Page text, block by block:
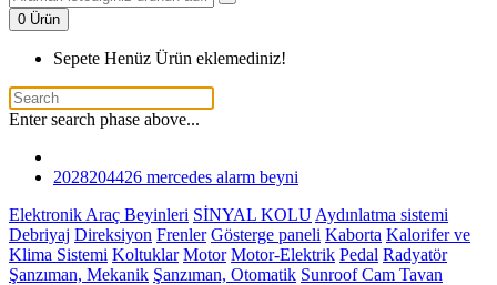
0 Ürün
Sepete Henüz Ürün eklemediniz!
Enter search phase above...
2028204426 mercedes alarm beyni
Elektronik Araç Beyinleri SİNYAL KOLU Aydınlatma sistemi
Debriyaj Direksiyon Frenler Gösterge paneli Kaborta Kalorifer ve
Klima Sistemi Koltuklar Motor Motor-Elektrik Pedal Radyatör
Şanzıman, Mekanik Şanzıman, Otomatik Sunroof Cam Tavan